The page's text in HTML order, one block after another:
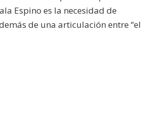
Espino es la necesidad de
de una articulación entre “el